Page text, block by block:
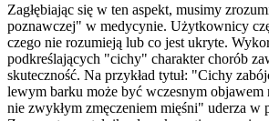
Zagłębiając się w ten aspekt, musimy
poznawczej" w medycynie. Użytkownicy
czego nie rozumieją lub co jest ukryte.
podkreślających "cichy" charakter chorób
skuteczność. Na przykład tytuł: "Cichy
lewym barku może być wczesnym objawem
nie zwykłym zmęczeniem mięśni" uderza w